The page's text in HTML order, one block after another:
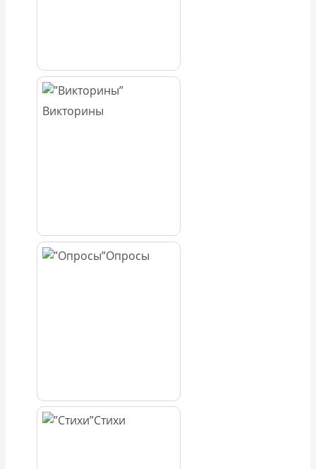
Викторины
Опросы
Стихи